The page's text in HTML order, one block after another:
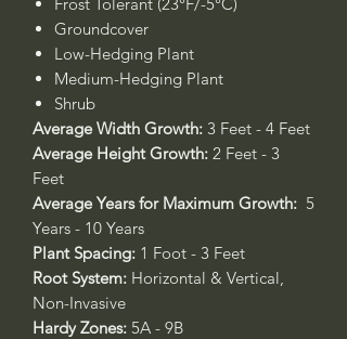
Groundcover
Low-Hedging Plant
Medium-Hedging Plant
Shrub
Average Width Growth: 3 Feet - 4 Feet
Average Height Growth: 2 Feet - 3
Feet
Average Years for Maximum Growth: 5
Years - 10 Years
Plant Spacing: 1 Foot - 3 Feet
Root System: Horizontal & Vertical,
Non-Invasive
Hardy Zones: 5A - 9B